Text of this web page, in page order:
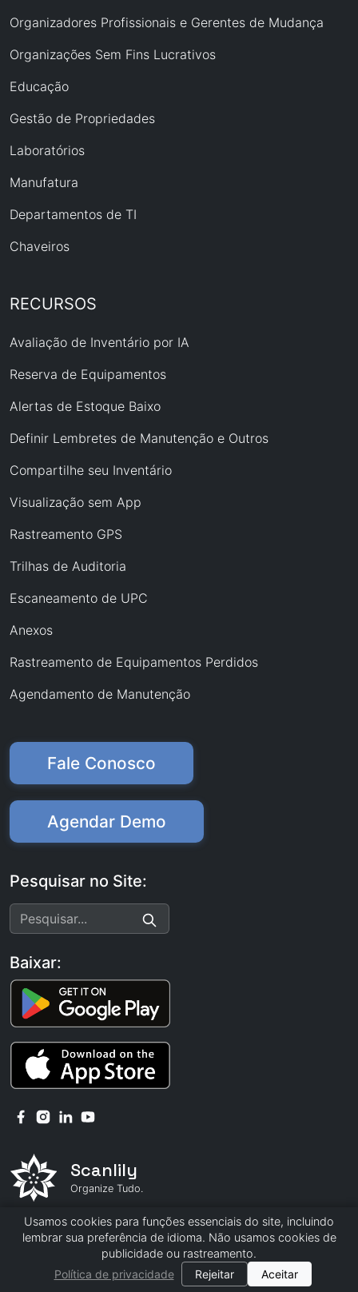
Organizadores Profissionais e Gerentes de Mudança
Organizações Sem Fins Lucrativos
Educação
Gestão de Propriedades
Laboratórios
Manufatura
Departamentos de TI
Chaveiros
RECURSOS
Avaliação de Inventário por IA
Reserva de Equipamentos
Alertas de Estoque Baixo
Definir Lembretes de Manutenção e Outros
Compartilhe seu Inventário
Visualização sem App
Rastreamento GPS
Trilhas de Auditoria
Escaneamento de UPC
Anexos
Rastreamento de Equipamentos Perdidos
Agendamento de Manutenção
Fale Conosco
Agendar Demo
Pesquisar no Site:
Baixar:
Scanlily
Organize Tudo.
© 2026 Scanlily
Termos e Condições
Usamos cookies para funções essenciais do site, incluindo
lembrar sua preferência de idioma. Não usamos cookies de
publicidade ou rastreamento.
Política de privacidade
Rejeitar Aceitar